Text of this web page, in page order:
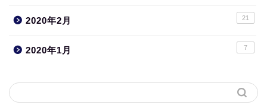
2020年2月 21
2020年1月 7